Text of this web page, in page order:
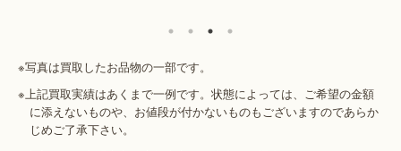
※写真は買取したお品物の一部です。
※上記買取実績はあくまで一例です。状態によっては、ご希望の金額
に添えないものや、お値段が付かないものもございますのであらか
じめご了承下さい。